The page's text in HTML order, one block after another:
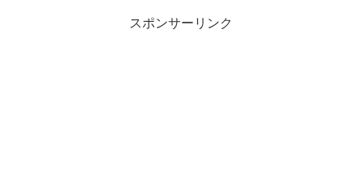
スポンサーリンク